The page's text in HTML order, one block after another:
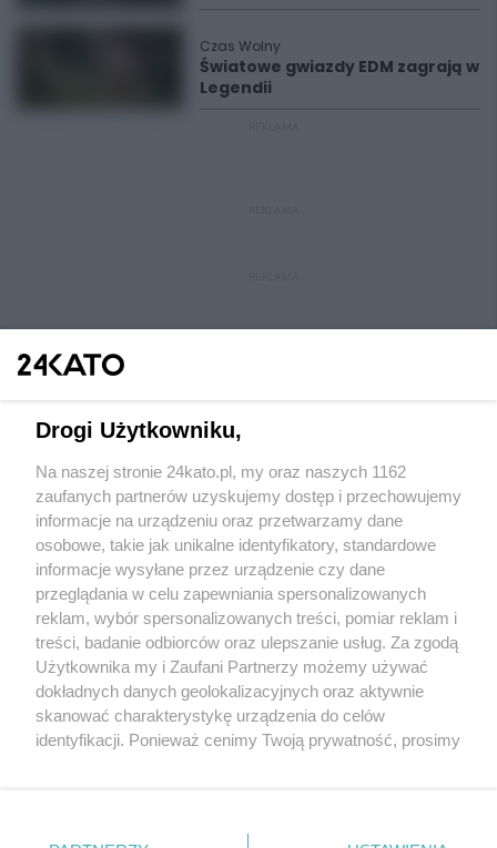
Czas Wolny
Światowe gwiazdy EDM zagrają w
Legendii
Wydawca mediów lokalnych
Nie zapomnij
zapoznać się z:
polityką prywatności regulamin korzystania z portali
Twojemiasto
Piekary Śląskie
Chorzów
Tarnowskie Góry
Skontakuj sięz nami
Kontakt
Wydawca
Redakcja
Drogi Użytkowniku,
Na naszej stronie 24kato.pl, my oraz naszych 1162
zaufanych partnerów uzyskujemy dostęp i przechowujemy
informacje na urządzeniu oraz przetwarzamy dane
osobowe, takie jak unikalne identyfikatory, standardowe
informacje wysyłane przez urządzenie czy dane
przeglądania w celu zapewniania spersonalizowanych
reklam, wybór spersonalizowanych treści, pomiar reklam i
treści, badanie odbiorców oraz ulepszanie usług. Za zgodą
Użytkownika my i Zaufani Partnerzy możemy używać
dokładnych danych geolokalizacyjnych oraz aktywnie
skanować charakterystykę urządzenia do celów
identyfikacji. Ponieważ cenimy Twoją prywatność, prosimy
prywatności znajdujący się w lewym dolnym rogu strony